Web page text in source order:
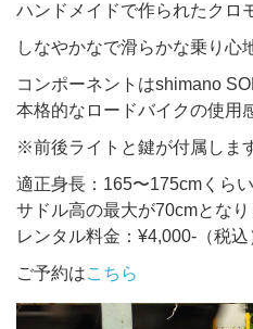
ハンドメイドで作られたクロ
しなやかなで滑らかな乗り心
コンポーネントはshimano
本格的なロードバイクの使用
※前後ライトと鍵が付属しま
適正身長：165〜175cmくらい
サドル高の最大が70cmとなり
レンタル料金：¥4,000-（税込
ご予約はこちら